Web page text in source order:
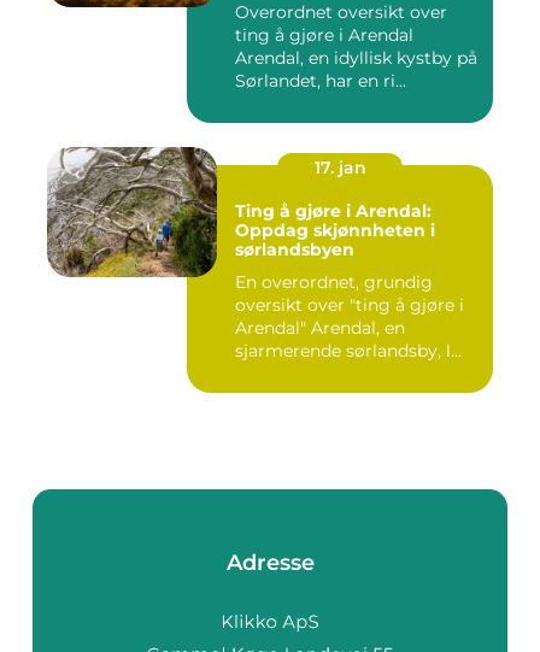
Overordnet oversikt over
ting å gjøre i Arendal
Arendal, en idyllisk kystby på
Sørlandet, har en ri...
17. jan
Ting å gjøre i Arendal:
Oppdag skjønnheten i
sørlandsbyen
En overordnet, grundig
oversikt over "ting å gjøre i
Arendal" Arendal, en
sjarmerende sørlandsby, l...
Adresse